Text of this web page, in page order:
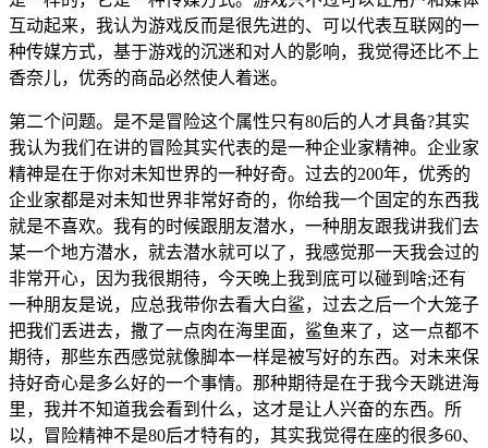
互动起来，我认为游戏反而是很先进的、可以代表互联网的一
种传媒方式，基于游戏的沉迷和对人的影响，我觉得还比不上
香奈儿，优秀的商品必然使人着迷。
第二个问题。是不是冒险这个属性只有80后的人才具备?其实
我认为我们在讲的冒险其实代表的是一种企业家精神。企业家
精神是在于你对未知世界的一种好奇。过去的200年，优秀的
企业家都是对未知世界非常好奇的，你给我一个固定的东西我
就是不喜欢。我有的时候跟朋友潜水，一种朋友跟我讲我们去
某一个地方潜水，就去潜水就可以了，我感觉那一天我会过的
非常开心，因为我很期待，今天晚上我到底可以碰到啥;还有
一种朋友是说，应总我带你去看大白鲨，过去之后一个大笼子
把我们丢进去，撒了一点肉在海里面，鲨鱼来了，这一点都不
期待，那些东西感觉就像脚本一样是被写好的东西。对未来保
持好奇心是多么好的一个事情。那种期待是在于我今天跳进海
里，我并不知道我会看到什么，这才是让人兴奋的东西。所
以，冒险精神不是80后才特有的，其实我觉得在座的很多60、